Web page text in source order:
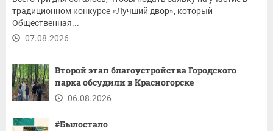
традиционном конкурсе «Лучший двор», который
Общественная...
07.08.2026
Второй этап благоустройства Городского
парка обсудили в Красногорске
06.08.2026
#Былостало